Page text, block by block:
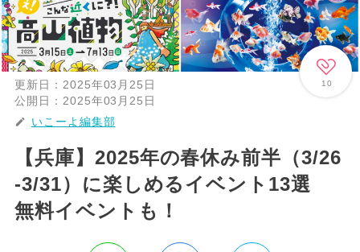
10
更新日： 2025年03月25日
公開日： 2025年03月25日
いこーよ編集部
【兵庫】2025年の春休み前半（3/26
-3/31）に楽しめるイベント13選
無料イベントも！